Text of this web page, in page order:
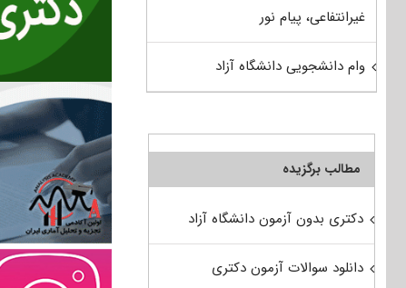
غیرانتفاعی، پیام نور
وام دانشجویی دانشگاه آزاد
مطالب برگزیده
دکتری بدون آزمون دانشگاه آزاد
دانلود سوالات آزمون دکتری